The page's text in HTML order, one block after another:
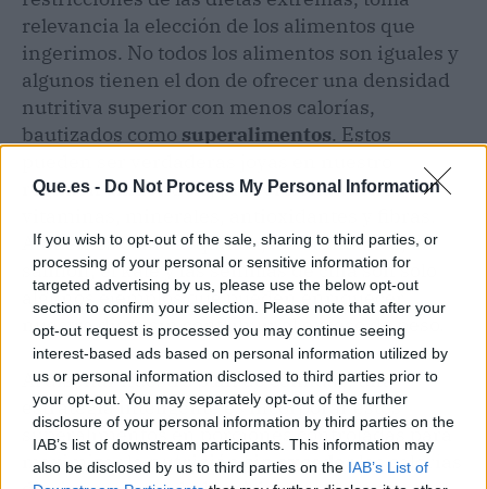
Que.es - Do Not Process My Personal Information
If you wish to opt-out of the sale, sharing to third parties, or
processing of your personal or sensitive information for
targeted advertising by us, please use the below opt-out
section to confirm your selection. Please note that after your
opt-out request is processed you may continue seeing
interest-based ads based on personal information utilized by
us or personal information disclosed to third parties prior to
your opt-out. You may separately opt-out of the further
disclosure of your personal information by third parties on the
IAB’s list of downstream participants. This information may
also be disclosed by us to third parties on the IAB’s List of
relevancia la elección de los alimentos que
ingerimos. No todos los alimentos son iguales y
algunos tienen el don de ofrecer una densidad
nutritiva superior con menos calorías,
bautizados como superalimentos. Estos
régimen alimenticio, proporcionándonos
Alimentos como la quinoa, los arándanos, el
salmón, el kale y las semillas de chía son solo
algunos ejemplos que pueden enriquecer
nuestra dieta sin contribuir al exceso de peso.
Al diseñar nuestro plan de comidas, una
estrategia inteligente es incorporar estos
superalimentos en porciones controladas para
maximizar lanutrición sin excederlas calorías